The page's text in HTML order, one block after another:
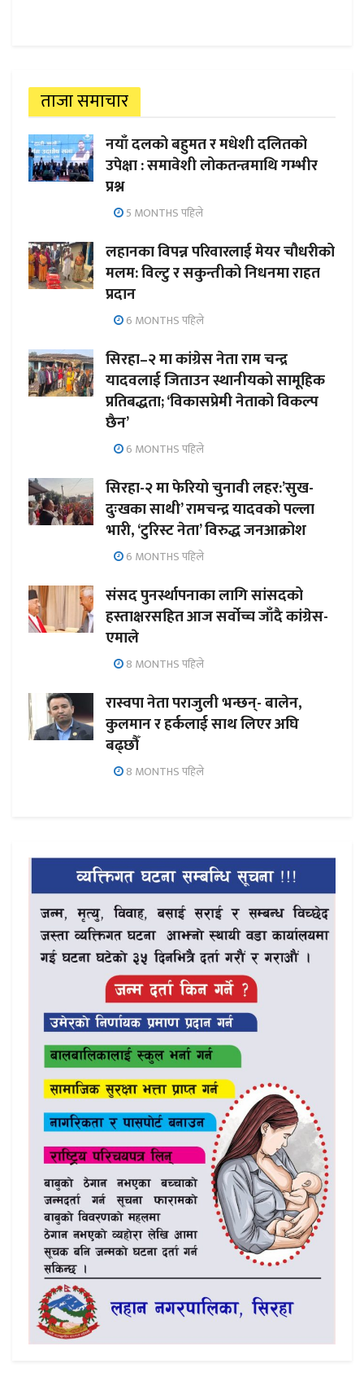
ताजा समाचार
नयाँ दलको बहुमत र मधेशी दलितको
उपेक्षा : समावेशी लोकतन्त्रमाथि गम्भीर
प्रश्न
5 MONTHS पहिले
लहानका विपन्न परिवारलाई मेयर चौधरीको
मलम: विल्टु र सकुन्तीको निधनमा राहत
प्रदान
6 MONTHS पहिले
सिरहा–२ मा कांग्रेस नेता राम चन्द्र
यादवलाई जिताउन स्थानीयको सामूहिक
प्रतिबद्धता; ‘विकासप्रेमी नेताको विकल्प
छैन’
6 MONTHS पहिले
सिरहा-२ मा फेरियो चुनावी लहर:’सुख-
दुःखका साथी’ रामचन्द्र यादवको पल्ला
भारी, ‘टुरिस्ट नेता’ विरुद्ध जनआक्रोश
6 MONTHS पहिले
संसद पुनर्स्थापनाका लागि सांसदको
हस्ताक्षरसहित आज सर्वोच्च जाँदै कांग्रेस-
एमाले
8 MONTHS पहिले
रास्वपा नेता पराजुली भन्छन्- बालेन,
कुलमान र हर्कलाई साथ लिएर अघि
बढ्छौँ
8 MONTHS पहिले